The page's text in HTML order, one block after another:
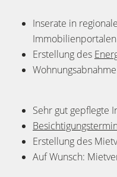
Inserate in
Immobilienportalen
Erstellung des
Sehr gut gepflegte
Erstellung des
Auf Wunsch: